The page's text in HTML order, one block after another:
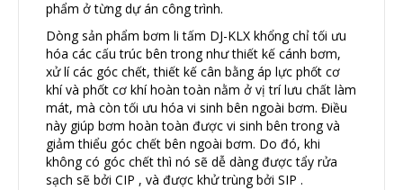
phẩm ở từng dự án công trình.
Dòng sản phẩm bơm li tấm DJ-KLX khổng chỉ tối ưu
hóa các cấu trúc bên trong như thiết kế cánh bơm,
xử lí các góc chết, thiết kế cân bằng áp lực phốt cơ
khí và phốt cơ khí hoàn toàn nằm ở vị trí lưu chất làm
mát, mà còn tối ưu hóa vi sinh bên ngoài bơm. Điều
này giúp bơm hoàn toàn được vi sinh bên trong và
giảm thiểu góc chết bên ngoài bơm. Do đó, khi
không có góc chết thì nó sẽ dễ dàng được tẩy rửa
sạch sẽ bởi CIP , và được khử trùng bởi SIP .